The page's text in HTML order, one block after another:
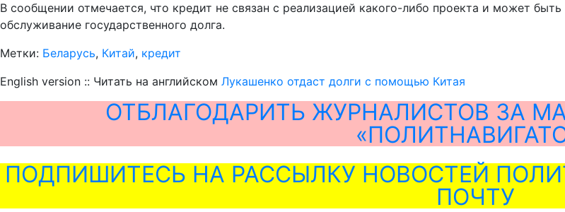
В сообщении отмечается, что кредит не связан с реализацией какого-либо проекта и может
обслуживание государственного долга.
Метки: Беларусь, Китай, кредит
English version :: Читать на английском Лукашенко отдаст долги с помощью Китая
ОТБЛАГОДАРИТЬ ЖУРНАЛИСТОВ ЗА
ПОДПИШИТЕСЬ НА РАССЫЛКУ НОВОСТЕЙ
ПОЧТУ